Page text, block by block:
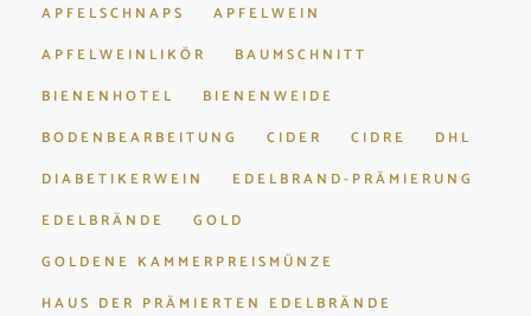
APFELSCHNAPS
APFELWEIN
APFELWEINLIKÖR
BAUMSCHNITT
BIENENHOTEL
BIENENWEIDE
BODENBEARBEITUNG
CIDER CIDRE
DHL
DIABETIKERWEIN
EDELBRAND-PRÄMIERUNG
EDELBRÄNDE
GOLD
GOLDENE KAMMERPREISMÜNZE
HAUS DER PRÄMIERTEN EDELBRÄNDE